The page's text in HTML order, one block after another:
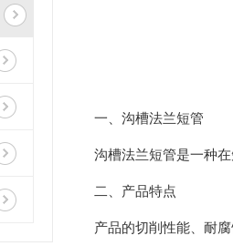
一、沟槽法兰短管
沟槽法兰短管是一种
二、产品特点
产品的切削性能、耐